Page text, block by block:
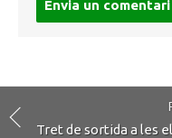
Tret de sortida a les